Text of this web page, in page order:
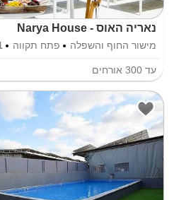
נאריה האוס - Narya House
מישור החוף והשפלה פתח תקווה 1
עד 300 אורחים